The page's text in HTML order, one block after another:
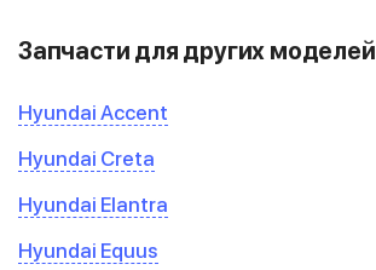
Запчасти для других моделей
Hyundai Accent
Hyundai Creta
Hyundai Elantra
Hyundai Equus